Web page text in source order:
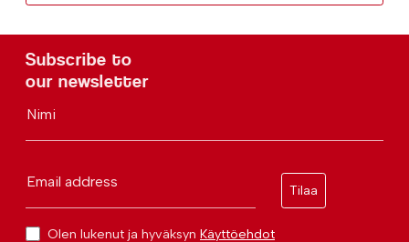
Subscribe to
our newsletter
Nimi
Email address
Tilaa
Olen lukenut ja hyväksyn Käyttöehdot